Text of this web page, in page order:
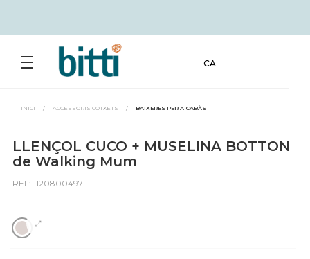
CA
INICI / ACCESSORIS COTXETS / BAIXERES PER A CABÀS
LLENÇOL CUCO + MUSELINA BOTTON
de Walking Mum
REF: 1120800497